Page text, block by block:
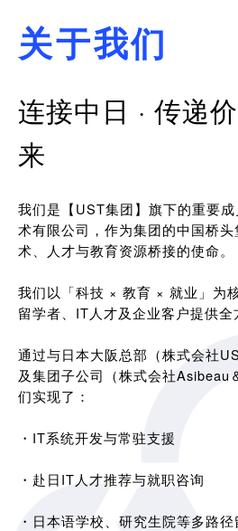
关于我们
连接中日 · 传递
来
我们是【UST集团】旗下的重要
术有限公司，作为集团的中国桥
术、人才与教育资源桥接的使命。
我们以「科技 × 教育 × 就业」为
留学者、IT人才及企业客户提供全
通过与日本大阪总部（株式会社
及集团子公司（株式会社Asibeau
们实现了：
・IT系统开发与常驻支援
・赴日IT人才推荐与就职咨询
・日本语学校、研究生院等多路